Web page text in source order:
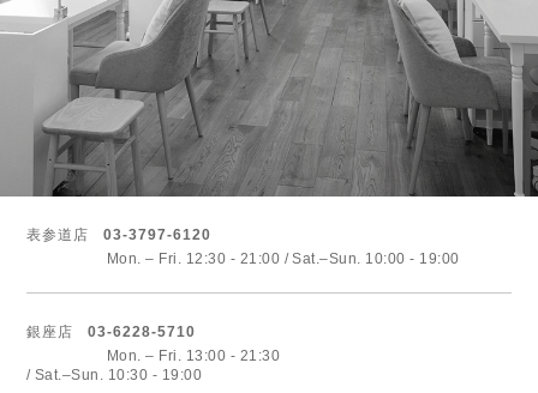
表参道店
03-3797-6120
Mon. – Fri. 12:30 - 21:00
Sat.–Sun. 10:00 - 19:00
銀座店
03-6228-5710
Mon. – Fri. 13:00 - 21:30
Sat.–Sun. 10:30 - 19:00